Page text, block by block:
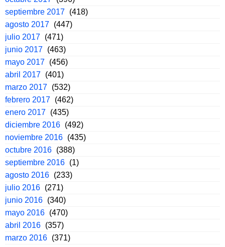
septiembre 2017 (418)
agosto 2017 (447)
julio 2017 (471)
junio 2017 (463)
mayo 2017 (456)
abril 2017 (401)
marzo 2017 (532)
febrero 2017 (462)
enero 2017 (435)
diciembre 2016 (492)
noviembre 2016 (435)
octubre 2016 (388)
septiembre 2016 (1)
agosto 2016 (233)
julio 2016 (271)
junio 2016 (340)
mayo 2016 (470)
abril 2016 (357)
marzo 2016 (371)